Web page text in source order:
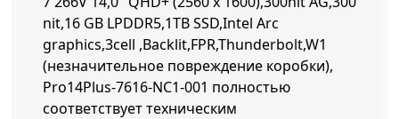
nit,16 GB LPDDR5,1TB SSD,Intel Arc
graphics,3cell ,Backlit,FPR,Thunderbolt,W1
(незначительное повреждение коробки),
Pro14Plus-7616-NC1-001 полностью
соответствует техническим